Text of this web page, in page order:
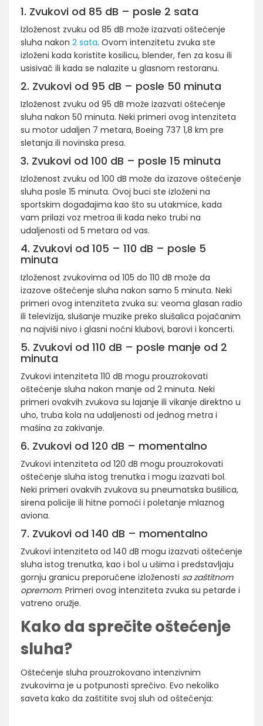
1. Zvukovi od 85 dB – posle 2 sata
Izloženost zvuku od 85 dB može izazvati oštećenje
sluha nakon 2 sata. Ovom intenzitetu zvuka ste
izloženi kada koristite kosilicu, blender, fen za kosu ili
usisivač ili kada se nalazite u glasnom restoranu.
2. Zvukovi od 95 dB – posle 50 minuta
Izloženost zvuku od 95 dB može izazvati oštećenje
sluha nakon 50 minuta. Neki primeri ovog intenziteta
su motor udaljen 7 metara, Boeing 737 1,8 km pre
sletanja ili novinska presa.
3. Zvukovi od 100 dB – posle 15 minuta
Izloženost zvuku od 100 dB može da izazove oštećenje
sluha posle 15 minuta. Ovoj buci ste izloženi na
sportskim događajima kao što su utakmice, kada
vam prilazi voz metroa ili kada neko trubi na
udaljenosti od 5 metara od vas.
4. Zvukovi od 105 – 110 dB – posle 5
minuta
Izloženost zvukovima od 105 do 110 dB može da
izazove oštećenje sluha nakon samo 5 minuta. Neki
primeri ovog intenziteta zvuka su: veoma glasan radio
ili televizija, slušanje muzike preko slušalica pojačanim
na najviši nivo i glasni noćni klubovi, barovi i koncerti.
5. Zvukovi od 110 dB – posle manje od 2
minuta
Zvukovi intenziteta 110 dB mogu prouzrokovati
oštećenje sluha nakon manje od 2 minuta. Neki
primeri ovakvih zvukova su lajanje ili vikanje direktno u
uho, truba kola na udaljenosti od jednog metra i
mašina za zakivanje.
6. Zvukovi od 120 dB – momentalno
Zvukovi intenziteta od 120 dB mogu prouzrokovati
oštećenje sluha istog trenutka i mogu izazvati bol.
Neki primeri ovakvih zvukova su pneumatska bušilica,
sirena policije ili hitne pomoći i poletanje mlaznog
aviona.
7. Zvukovi od 140 dB – momentalno
Zvukovi intenziteta od 140 dB mogu izazvati oštećenje
sluha istog trenutka, kao i bol u ušima i predstavljaju
gornju granicu preporučene izloženosti sa zaštitnom
opremom. Primeri ovog intenziteta zvuka su petarde i
vatreno oružje.
Kako da sprečite oštećenje
sluha?
Oštećenje sluha prouzrokovano intenzivnim
zvukovima je u potpunosti sprečivo. Evo nekoliko
saveta kako da zaštitite svoj sluh od oštećenja: